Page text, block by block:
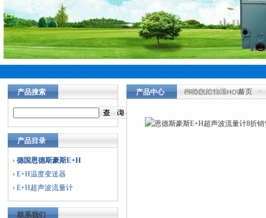
产品搜索
产品目录
德国恩德斯豪斯E+H
E+H温度变送器
E+H超声波流量计
联系我们
产品中心 当前您的位置： 首页 >